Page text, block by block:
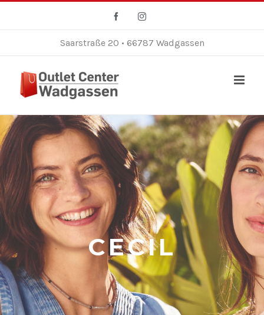
FacebookInstagram
Saarstraße 20 • 66787 Wadgassen
CECIL